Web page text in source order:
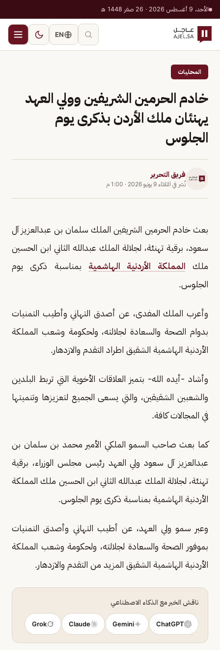
الأحد، 9 أغسطس 2026 · 26 صفر 1448 هـ
EN
المحليات
خادم الحرمين الشريفين وولي العهد
يهنئان ملك الأردن بذكرى يوم
الجلوس
فريق التحرير
نُشر في الثلاثاء 9 يونيو 2026 · 1:00 م
بعث خادم الحرمين الشريفين الملك سلمان بن عبدالعزيز آل
سعود، برقية تهنئة، لجلالة الملك عبدالله الثاني ابن الحسين
ملك المملكة الأردنية الهاشمية بمناسبة ذكرى يوم
الجلوس.
وأعرب الملك المفدى، عن أصدق التهاني وأطيب التمنيات
بدوام الصحة والسعادة لجلالته، ولحكومة وشعب المملكة
الأردنية الهاشمية الشقيق اطراد التقدم والازدهار.
وأشاد -أيده الله- بتميز العلاقات الأخوية التي تربط البلدين
والشعبين الشقيقين، والتي يسعى الجميع لتعزيزها وتنميتها
في المجالات كافة.
كما بعث صاحب السمو الملكي الأمير محمد بن سلمان بن
عبدالعزيز آل سعود ولي العهد رئيس مجلس الوزراء، برقية
تهنئة، لجلالة الملك عبدالله الثاني ابن الحسين ملك المملكة
الأردنية الهاشمية بمناسبة ذكرى يوم الجلوس.
وعبر سمو ولي العهد، عن أطيب التهاني وأصدق التمنيات
بموفور الصحة والسعادة لجلالته، ولحكومة وشعب المملكة
الأردنية الهاشمية الشقيق المزيد من التقدم والازدهار.
ناقش الخبر مع الذكاء الاصطناعي
ChatGPT
Gemini
Claude
Grok